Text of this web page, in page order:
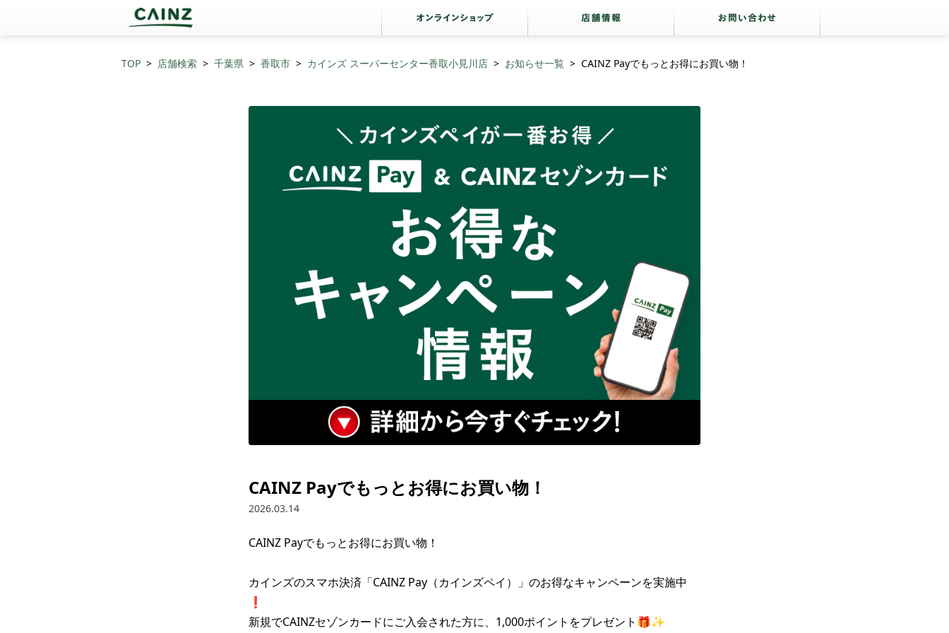
TOP 店舗検索 千葉県 香取市 カインズ スーパーセンター香取小見川店 お知らせ一覧 CAINZ Payでもっとお得に​お買い​物！​
CAINZ Payでもっとお得に​お買い​物！​
2026.03.14
CAINZ Payでもっとお得に​お買い​物！​
カインズのスマホ決済「CAINZ Pay（カインズペイ）」のお得なキャンペーンを実施中
❗
新規で​CAINZセゾンカードに​ご入会された​方に、​1,000ポイントを​プレゼント🎁✨